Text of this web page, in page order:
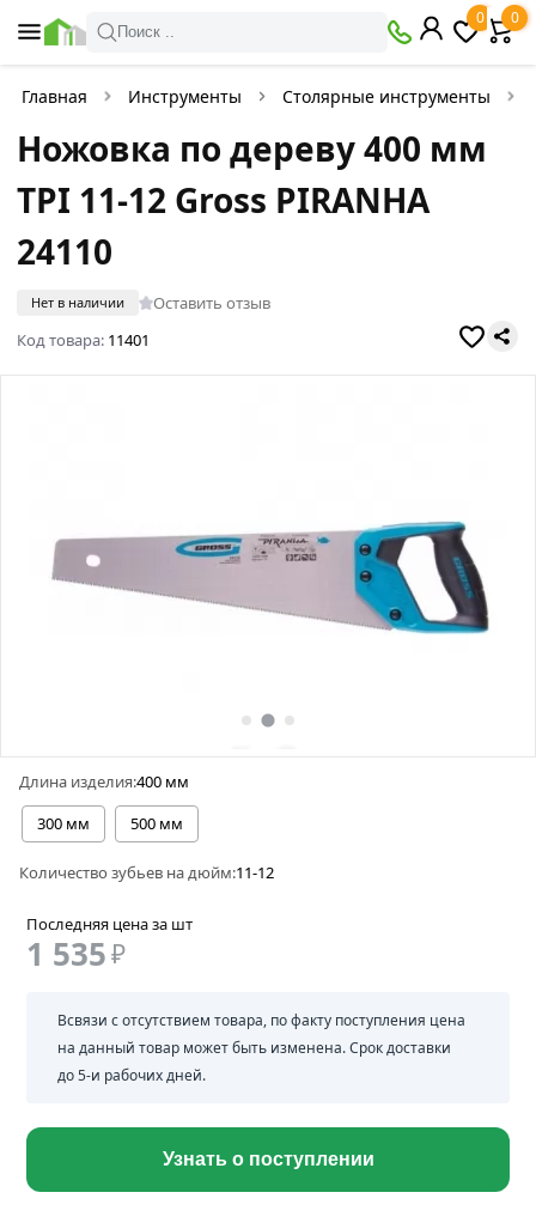
Поиск ..
0 0
Главная Инструменты Столярные инструменты
Ножовка по дереву 400 мм
TPI 11-12 Gross PIRANHA
24110
Нет в наличии
Оставить отзыв
Код товара: 11401
Длина изделия:400 мм
300 мм
500 мм
Количество зубьев на дюйм:11-12
Последняя цена за шт
1 535₽
Всвязи с отсутствием товара, по факту поступления цена
на данный товар может быть изменена. Срок доставки
до 5-и рабочих дней.
Узнать о поступлении